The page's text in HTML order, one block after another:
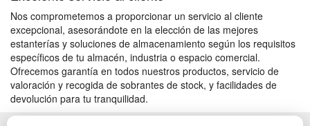
Nos comprometemos a proporcionar un servicio al cliente
excepcional, asesorándote en la elección de las mejores
estanterías y soluciones de almacenamiento según los requisitos
específicos de tu almacén, industria o espacio comercial.
Ofrecemos garantía en todos nuestros productos, servicio de
valoración y recogida de sobrantes de stock, y facilidades de
devolución para tu tranquilidad.